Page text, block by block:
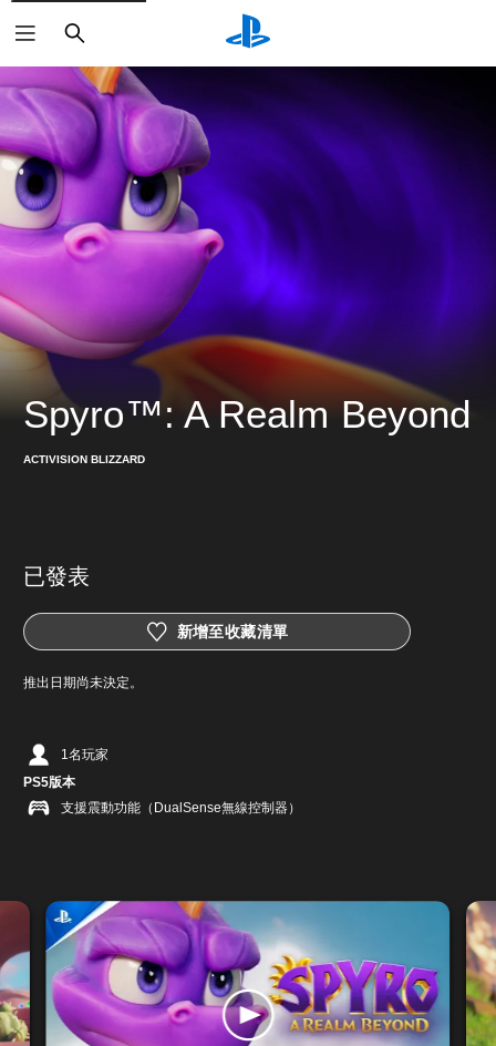
搜
尋
Spyro™: A Realm Beyond
ACTIVISION BLIZZARD
已發表
新增至收藏清單
推出日期尚未決定。
1名玩家
PS5版本
支援震動功能（DualSense無線控制器）